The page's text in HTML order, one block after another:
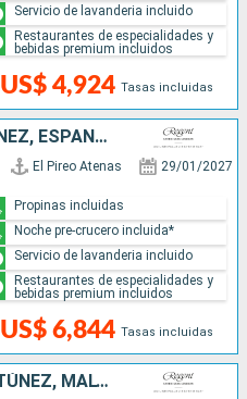
US$ 4,924 Tasas incluidas
Servicio de lavanderia incluido
Restaurantes de especialidades y
bebidas premium incluidos
GRECIA, ITALIA, MALTA, TÚNEZ, ESPAÑA, PORTUGAL
El Pireo Atenas 29/01/2027
US$ 6,844 Tasas incluidas
Propinas incluidas
Noche pre-crucero incluida*
Servicio de lavanderia incluido
Restaurantes de especialidades y
bebidas premium incluidos
ESPAÑA, FRANCIA, ITALIA, TÚNEZ, MALTA